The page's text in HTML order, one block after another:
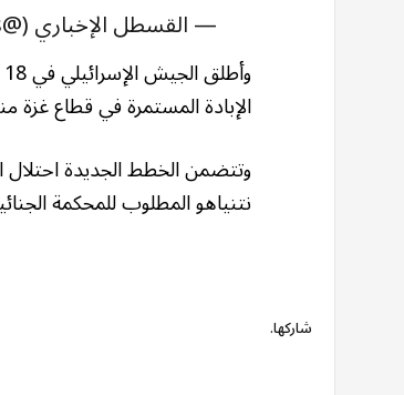
— القسطل الإخباري (@AlQastalps)
الإبادة المستمرة في قطاع غزة منذ
وتتضمن الخطط الجديدة احتلال
نتنياهو المطلوب للمحكمة
شاركها.